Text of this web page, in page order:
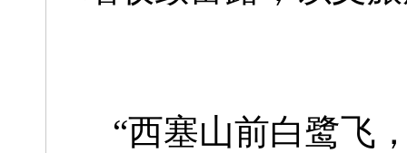
“西塞山前白鹭飞